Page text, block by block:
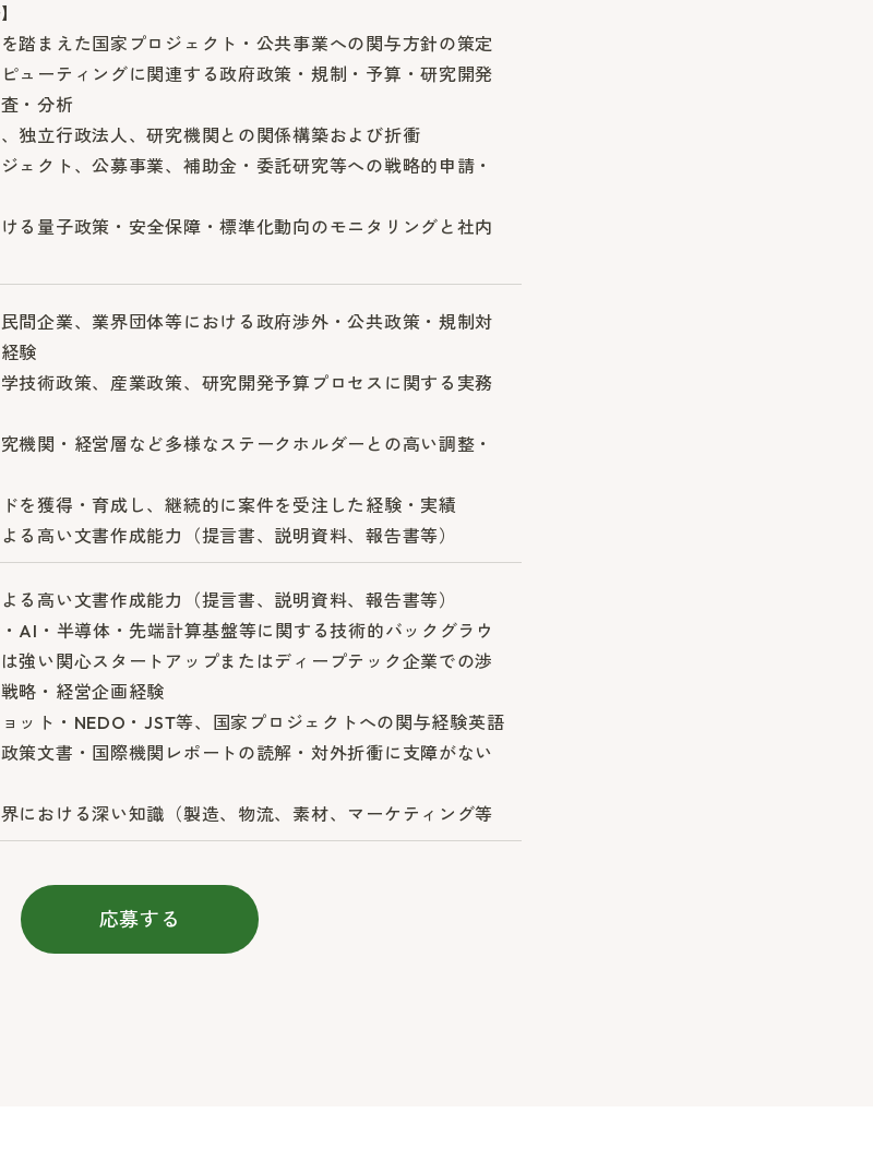
踏まえた国家プロジェクト・公共事業への関与方針の策定
ューティングに関連する政府政策・規制・予算・研究開発
・分析
独立行政法人、研究機関との関係構築および折衝
ェクト、公募事業、補助金・委託研究等への戦略的申請・
る量子政策・安全保障・標準化動向のモニタリングと社内
間企業、業界団体等における政府渉外・公共政策・規制対
験
技術政策、産業政策、研究開発予算プロセスに関する実務
機関・経営層など多様なステークホルダーとの高い調整・
を獲得・育成し、継続的に案件を受注した経験・実績
る高い文書作成能力（提言書、説明資料、報告書等）
る高い文書作成能力（提言書、説明資料、報告書等）
AI・半導体・先端計算基盤等に関する技術的バックグラウ
強い関心スタートアップまたはディープテック企業での渉
略・経営企画経験
ット・NEDO・JST等、国家プロジェクトへの関与経験英語
策文書・国際機関レポートの読解・対外折衝に支障がない
における深い知識（製造、物流、素材、マーケティング等
応募する